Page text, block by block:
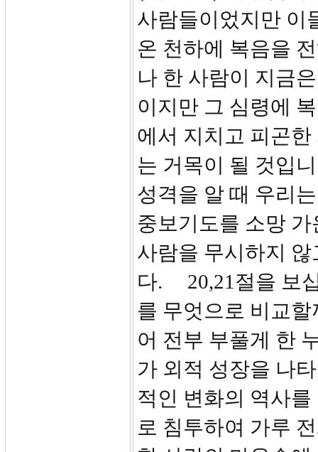
사람들이었지만 이
온 천하에 복음을
나 한 사람이 지금
이지만 그 심령에
에서 지치고 피곤
는 거목이 될 것입
성격을 알 때 우리
중보기도를 소망
사람을 무시하지
다. 20,21절을 보
를 무엇으로 비교
어 전부 부풀게 한
가 외적 성장을 나
적인 변화의 역사
로 침투하여 가루